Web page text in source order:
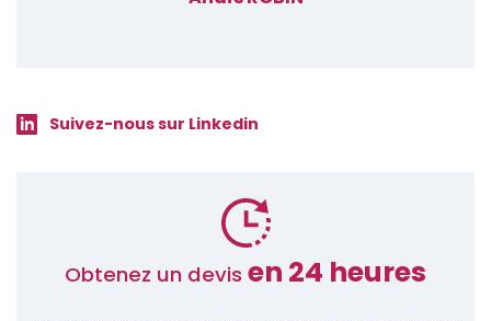
Suivez-nous sur Linkedin
Obtenez un devis en 24 heures